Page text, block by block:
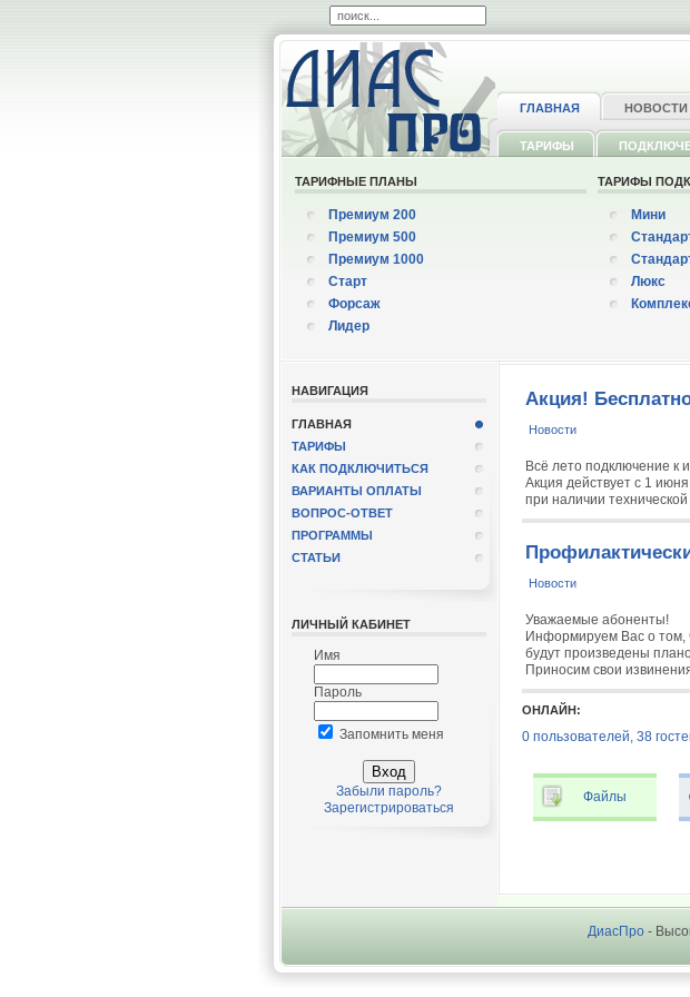
ГЛАВНАЯ НОВОСТИ
ТАРИФЫ
ТАРИФНЫЕ ПЛАНЫ
Премиум 200
Премиум 500
Премиум 1000
Старт
Форсаж
Лидер
ТАРИФЫ
Мини
Люкс
НАВИГАЦИЯ
ГЛАВНАЯ
ТАРИФЫ
КАК ПОДКЛЮЧИТЬСЯ
ВАРИАНТЫ ОПЛАТЫ
ВОПРОС-ОТВЕТ
ПРОГРАММЫ
СТАТЬИ
ЛИЧНЫЙ КАБИНЕТ
Имя
Пароль
Запомнить меня
Забыли пароль?
Зарегистрироваться
Акция!
Новости
Всё лето подключение к
Акция действует с 1
при наличии
Новости
Уважаемые абоненты!
Информируем Вас о том,
будут произведены
Приносим свои
ОНЛАЙН:
0 пользователей, 38
Файлы
ДиасПро -